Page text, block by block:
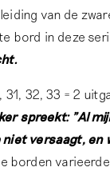
van de
bord in deze
32, 33 = 2
spreekt: "Al
niet versaagt, en
borden